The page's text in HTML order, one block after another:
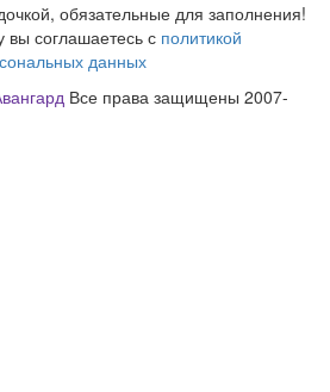
обязательные для заполнения!
соглашаетесь с политикой
данных
Все права защищены 2007-